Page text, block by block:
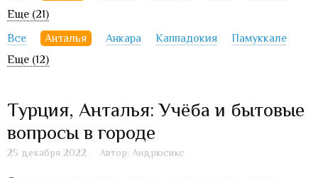
Еще (21)
Все
Анталья Анкара Каппадокия
Памуккале
Еще (12)
Турция, Анталья: Учёба и бытовые
вопросы в городе
25 декабря 2022 Автор: Андрюсикс